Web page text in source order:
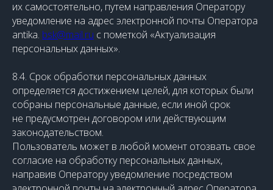
их самостоятельно, путем направления Оператору
уведомление на адрес электронной почты Оператора
antika. bsk@mail.ru с пометкой «Актуализация
персональных данных».
8.4. Срок обработки персональных данных
определяется достижением целей, для которых были
собраны персональные данные, если иной срок
не предусмотрен договором или действующим
законодательством.
Пользователь может в любой момент отозвать свое
согласие на обработку персональных данных,
направив Оператору уведомление посредством